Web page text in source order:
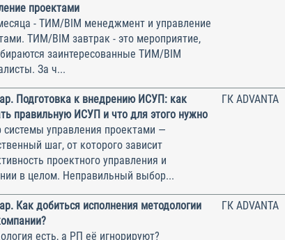
проектами
- ТИМ/BIM менеджмент и управление
ТИМ/BIM завтрак - это мероприятие,
заинтересованные ТИМ/BIM
За ч...
Подготовка к внедрению ИСУП: как
правильную ИСУП и что для этого нужно
системы управления проектами —
шаг, от которого зависит
проектного управления и
в целом. Неправильный выбор...
ГК ADVANTA
Как добиться исполнения методологии
есть, а РП её игнорируют?
ГК ADVANTA